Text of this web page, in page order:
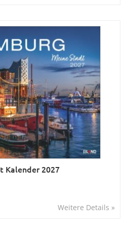
Kalender 2027
Weitere Details »